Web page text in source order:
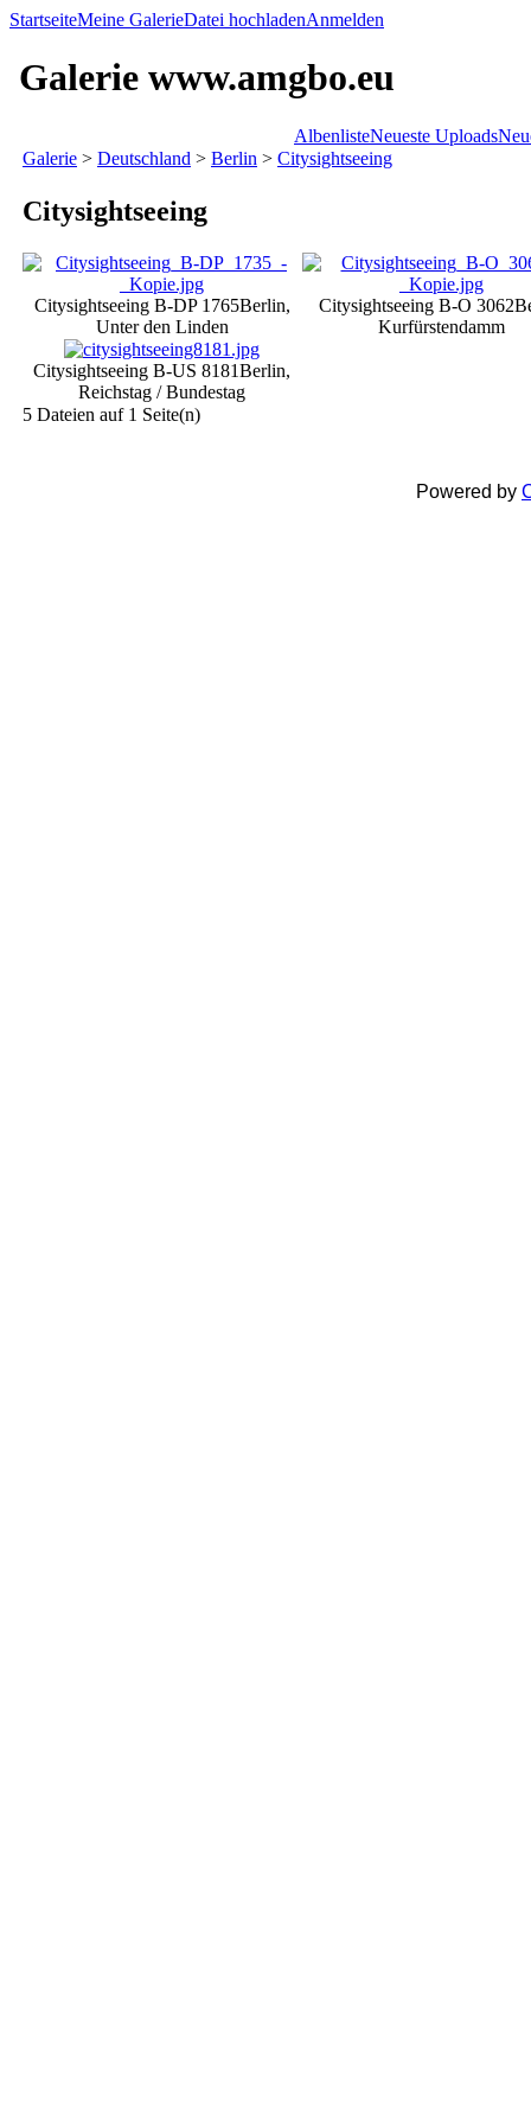
StartseiteMeine GalerieDatei hochladenAnmelden
Galerie www.amgbo.eu
AlbenlisteNeueste Uploads
Galerie > Deutschland > Berlin > Citysightseeing
Citysightseeing
Citysightseeing B-DP 1765Berlin,
Unter den Linden
Citysightseeing B-O 3062
Kurfürstendamm
Citysightseeing B-US 8181Berlin,
Reichstag / Bundestag
5 Dateien auf 1 Seite(n)
Powered by